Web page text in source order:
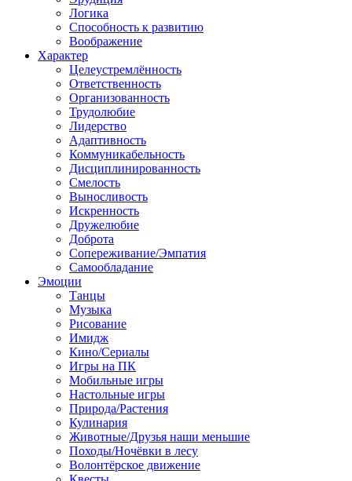
Логика
Способность к развитию
Воображение
Характер
Целеустремлённость
Ответственность
Организованность
Трудолюбие
Лидерство
Адаптивность
Коммуникабельность
Дисциплинированность
Смелость
Выносливость
Искренность
Дружелюбие
Доброта
Сопереживание/Эмпатия
Самообладание
Эмоции
Танцы
Музыка
Рисование
Имидж
Кино/Сериалы
Игры на ПК
Мобильные игры
Настольные игры
Природа/Растения
Кулинария
Животные/Друзья наши меньшие
Походы/Ночёвки в лесу
Волонтёрское движение